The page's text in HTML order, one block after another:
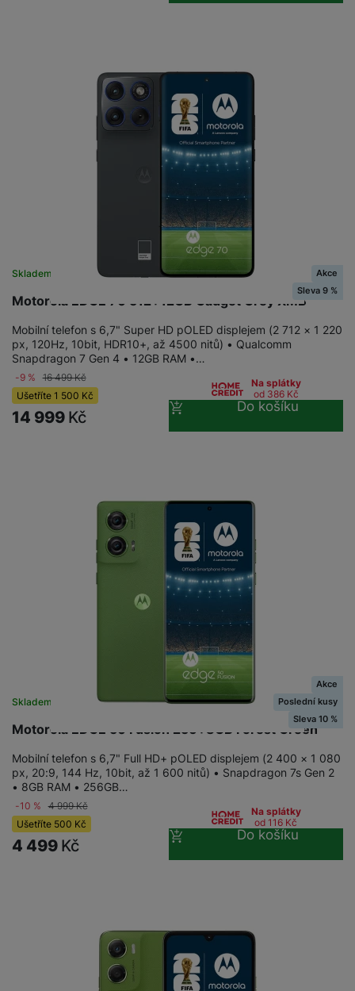
Motorola EDGE 70 512+12GB Gadget Grey XMB
Skladem na 2 prodejnách
Akce
Sleva 9 %
Mobilní telefon s 6,7" Super HD pOLED displejem (2 712 × 1 220
px, 120Hz, 10bit, HDR10+, až 4500 nitů) • Qualcomm
Snapdragon 7 Gen 4 • 12GB RAM •…
-9 % 16 499Kč
Ušetříte 1 500 Kč
14 999 Kč
Na splátky
od 386 Kč
Do košíku
Motorola EDGE 50 Fusion 256+8GB Forest Green
Skladem na prodejně na 2 prodejnách
Akce
Poslední kusy
Sleva 10 %
Mobilní telefon s 6,7" Full HD+ pOLED displejem (2 400 × 1 080
px, 20:9, 144 Hz, 10bit, až 1 600 nitů) • Snapdragon 7s Gen 2
• 8GB RAM • 256GB…
-10 % 4 999Kč
Ušetříte 500 Kč
4 499 Kč
Na splátky
od 116 Kč
Do košíku